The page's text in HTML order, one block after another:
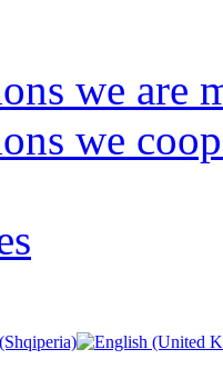
we are
we